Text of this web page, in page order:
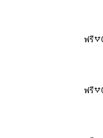
ฟรี
ฟรี